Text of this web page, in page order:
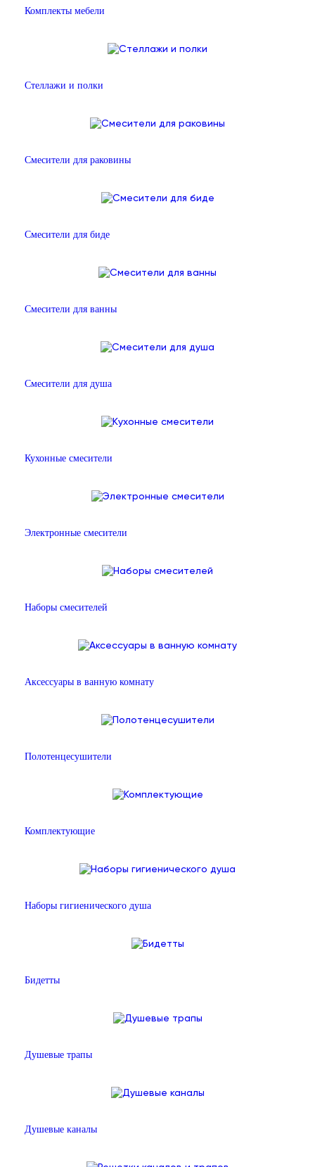
Комплекты мебели
Стеллажи и полки
Смесители для раковины
Смесители для биде
Смесители для ванны
Смесители для душа
Кухонные смесители
Электронные смесители
Наборы смесителей
Аксессуары в ванную комнату
Полотенцесушители
Комплектующие
Наборы гигиенического душа
Бидетты
Душевые трапы
Душевые каналы